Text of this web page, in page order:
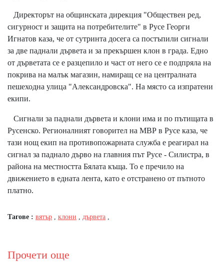
Директорът на общинската дирекция "Обществен ред,
сигурност и защита на потребителите" в Русе Георги
Игнатов каза, че от сутринта досега са постъпили сигнали
за две паднали дървета и за прекършен клон в града. Едно
от дърветата се е разцепило и част от него се е подпряла на
покрива на малък магазин, намиращ се на централната
пешеходна улица "Александровска". На място са изпратени
екипи.
Сигнали за паднали дървета и клони има и по пътищата в
Русенско. Регионалният говорител на МВР в Русе каза, че
тази нощ екип на противопожарната служба е реагирал на
сигнал за паднало дърво на главния път Русе - Силистра, в
района на местността Бялата къща. То е пречило на
движението в едната лента, като е отстранено от пътното
платно.
Тагове : вятър , клони , дървета ,
Прочети още